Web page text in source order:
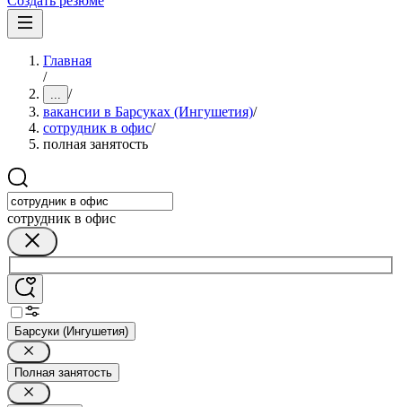
Главная
/
... /
вакансии в Барсуках (Ингушетия)/
сотрудник в офис/
полная занятость
сотрудник в офис
Барсуки (Ингушетия)
Полная занятость